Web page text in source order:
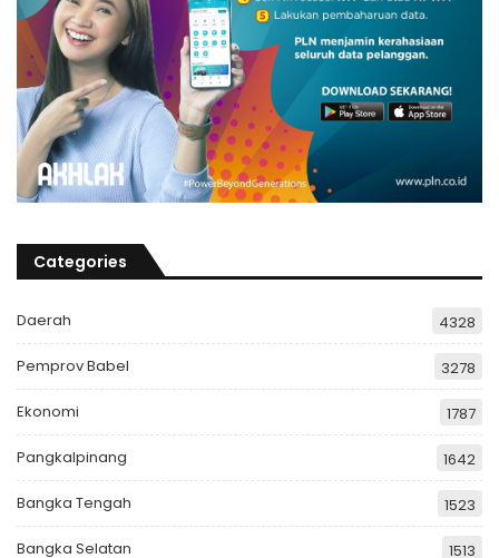
Categories
Daerah 4328
Pemprov Babel 3278
Ekonomi 1787
Pangkalpinang 1642
Bangka Tengah 1523
Bangka Selatan 1513